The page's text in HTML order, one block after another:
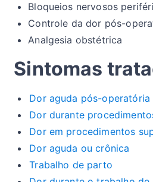
Bloqueios nervosos
Controle da dor pós-
Analgesia obstétrica
Sintomas
Dor aguda pós-operatória
Dor durante
Dor em procedimentos
Dor aguda ou crônica
Trabalho de parto